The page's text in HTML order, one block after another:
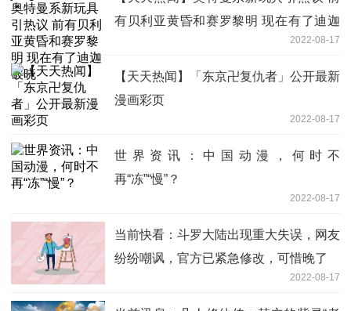
有贝利亚黄昏和赛罗黎明 现在有了迪迦
2022-08-17
【天天热闻】「东京卍复仇者」公开最新
漫画彩页
2022-08-17
世界资讯：中国动漫，何时不
再“冻”“慢”？
2022-08-17
当前快看：斗罗大陆出现重大失误，网友
纷纷嘲讽，官方已紧急修改，可惜晚了
2022-08-17